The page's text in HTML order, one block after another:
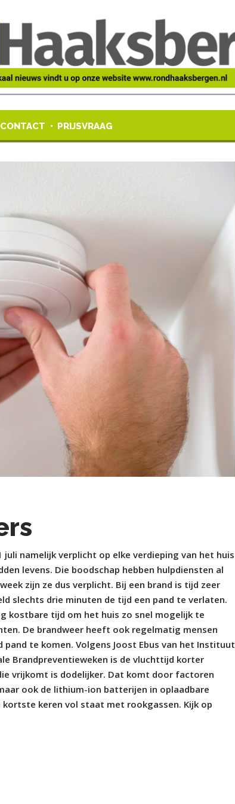
CONTACT PRIJSVRAAG
juli namelijk verplicht op elke verdieping van het huis
levens. Die boodschap hebben hulpdiensten al
zijn ze dus verplicht. Bij een brand is tijd zeer
slechts drie minuten de tijd een pand te verlaten.
kostbare tijd om het huis zo snel mogelijk te
De brandweer heeft ook regelmatig mensen
te komen. Volgens Joost Ebus van het Instituut
Brandpreventieweken is de vluchttijd korter
vrijkomt is dodelijker. Dat komt door factoren
ook de lithium-ion batterijen in oplaadbare
keren vol staat met rookgassen. Kijk op